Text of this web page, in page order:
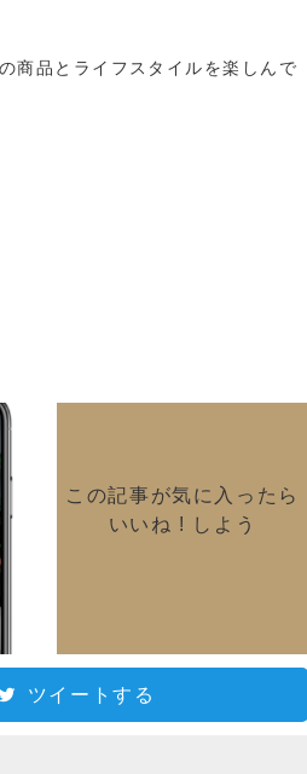
商品とライフスタイルを楽しんで
この記事が気に入ったら
いいね ! しよう
ツイートする